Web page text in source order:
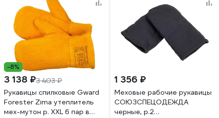
-8%
3 138 ₽3 403 ₽
Рукавицы спилковые Gward
Forester Zima утеплитель
мех-мутон р. XXL 6 пар в
1 356 ₽
Меховые рабочие рукавицы
СОЮЗСПЕЦОДЕЖДА
черные, р.2